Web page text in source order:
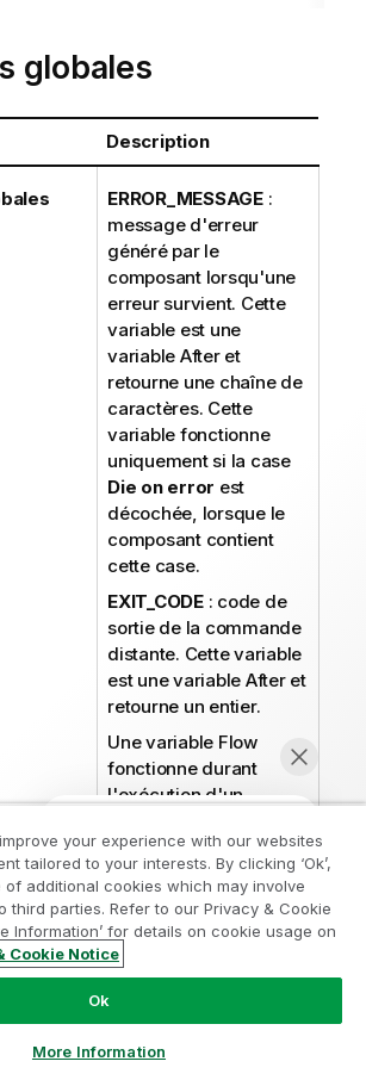
Discuter maintenant
globales
Description
ERROR_MESSAGE:
message d'erreur
généré par le
composant lorsqu'une
erreur survient. Cette
variable est une
variable After et
retourne une chaîne de
caractères. Cette
variable fonctionne
uniquement si la case
Die on error est
décochée, lorsque le
composant contient
cette case.
EXIT_CODE: code de
sortie de la commande
distante. Cette variable
est une variable After et
retourne un entier.
Une variable Flow
fonctionne durant
l'exécution d'un
variable After
fonctionne après
l'exécution d'un
composant.
Pour renseigner un
expression à l'aide
appuyez sur les
your experience with our websites
tailored to your interests. By clicking ‘Ok’,
additional cookies which may involve
third parties. Refer to our Privacy & Cookie
Information’ for details on cookie usage on
Cookie Notice
Ok
More Information